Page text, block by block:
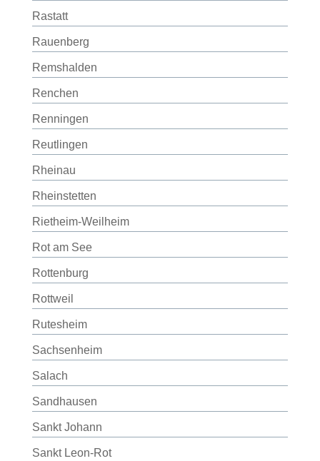
Rastatt
Rauenberg
Remshalden
Renchen
Renningen
Reutlingen
Rheinau
Rheinstetten
Rietheim-Weilheim
Rot am See
Rottenburg
Rottweil
Rutesheim
Sachsenheim
Salach
Sandhausen
Sankt Johann
Sankt Leon-Rot